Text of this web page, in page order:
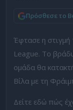
Πρόσθεσε το
Έφτασε η στιγμή
League. Το
ομάδα θα
Βίλα με τη
Δείτε εδώ πώς